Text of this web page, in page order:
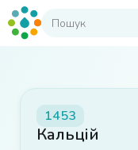
1453
Кальцій